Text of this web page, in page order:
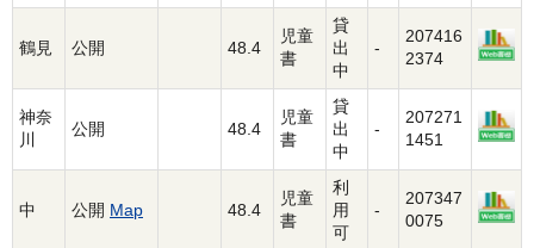
鶴見 公開 48.4
児童
書
貸
出
中
-
207416
2374
神奈
川
公開 48.4
児童
書
貸
出
中
-
207271
1451
中 公開 Map 48.4
児童
書
利
用
可
-
207347
0075